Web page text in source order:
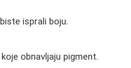
isprali boju.
obnavljaju pigment.